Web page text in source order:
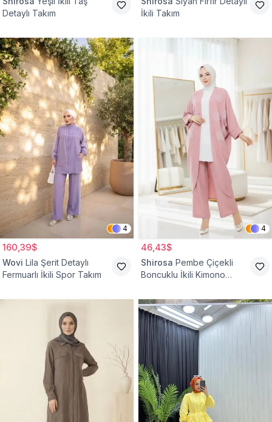
Detaylı Takım
İkili Takım
4
160,39$
Wovi Lila Şerit Detaylı
Fermuarlı İkili Spor Takım
4
46,43$
Shirosa Pembe Çiçekli
Boncuklu İkili Kimono